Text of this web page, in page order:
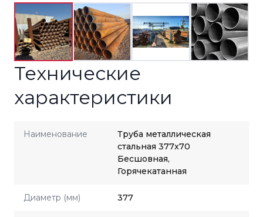
Технические
характеристики
Наименование
Труба металлическая
стальная 377x70
Бесшовная,
Горячекатанная
Диаметр (мм) 377